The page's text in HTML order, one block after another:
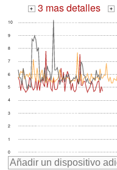
+ 3 mas detalles +
0
1
2
3
4
5
6
7
8
9
10